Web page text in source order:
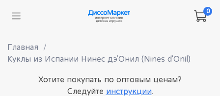
0
Главная
Куклы из Испании Нинес дэ’Онил (Nines d'Onil)
Хотите покупать по оптовым ценам?
Следуйте инструкции.